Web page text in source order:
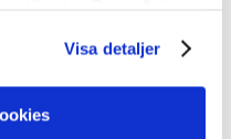
Visa detaljer